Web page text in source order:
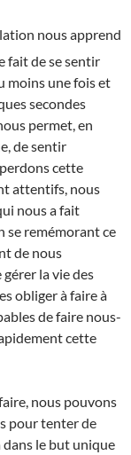
nous apprend
fait de se sentir
moins une fois et
secondes
permet, en
de sentir
cette
attentifs, nous
nous a fait
se remémorant ce
de nous
la vie des
obliger à faire à
de faire nous-
cette
nous pouvons
pour tenter de
le but unique